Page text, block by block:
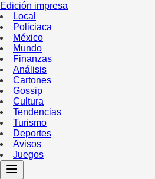
Edición impresa
Local
Policiaca
México
Mundo
Finanzas
Análisis
Cartones
Gossip
Cultura
Tendencias
Turismo
Deportes
Avisos
Juegos